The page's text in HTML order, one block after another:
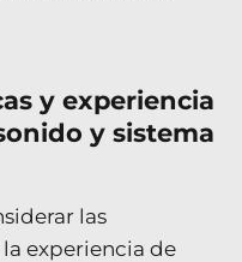
y experiencia
y sistema
las
experiencia de